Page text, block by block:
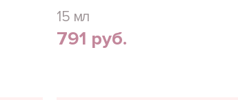
15 мл
791 руб.